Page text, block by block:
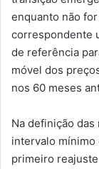
enquanto não
correspondente
de referência
móvel dos
nos 60 meses
Na definição
intervalo mínimo
primeiro